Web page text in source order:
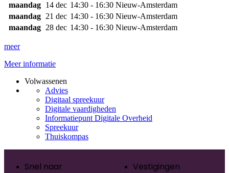
maandag
14 dec 14:30 - 16:30 Nieuw-Amsterdam
maandag
21 dec 14:30 - 16:30 Nieuw-Amsterdam
maandag
28 dec 14:30 - 16:30 Nieuw-Amsterdam
meer
Meer informatie
Volwassenen
Advies
Digitaal spreekuur
Digitale vaardigheden
Informatiepunt Digitale Overheid
Spreekuur
Thuiskompas
Snel naar Vestigingen